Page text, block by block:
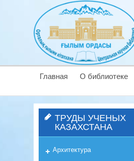
Главная О библиотеке
ТРУДЫ УЧЕНЫХ
КАЗАХСТАНА
Архитектура